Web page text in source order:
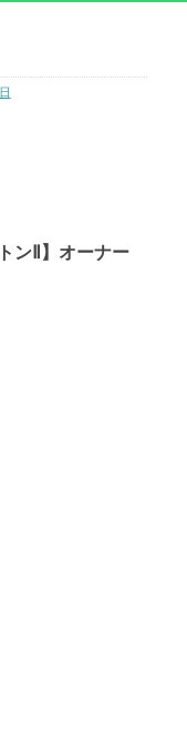
Ⅱ】オーナー